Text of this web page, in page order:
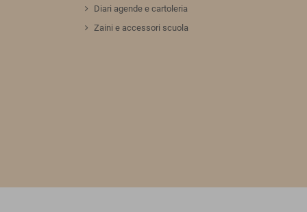
Diari agende e cartoleria
Zaini e accessori scuola